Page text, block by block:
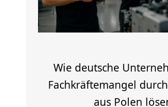
Wie deutsche
Fachkräftemangel
aus Polen